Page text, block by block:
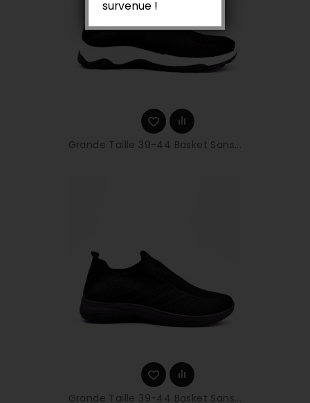
Grande Taille 39-44 Basket Sans...
Grande Taille 39-44 Basket Sans...
survenue !